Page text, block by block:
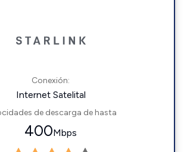
Conexión:
Internet Satelital
de descarga de hasta
400Mbps